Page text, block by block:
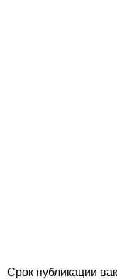
Срок публикации